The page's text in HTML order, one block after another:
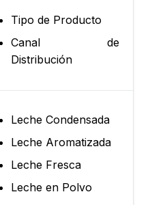
Tipo de Producto
Canal de
Distribución
Leche Condensada
Leche Aromatizada
Leche Fresca
Leche en Polvo